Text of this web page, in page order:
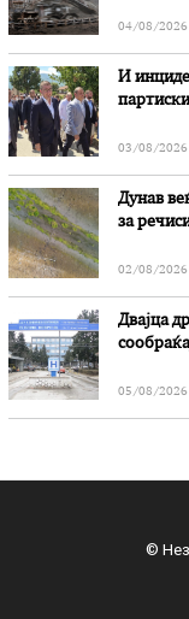
04/08/2026
И
03/08/2026
Дунав
за
02/08/2026
Двајца
05/08/2026
©